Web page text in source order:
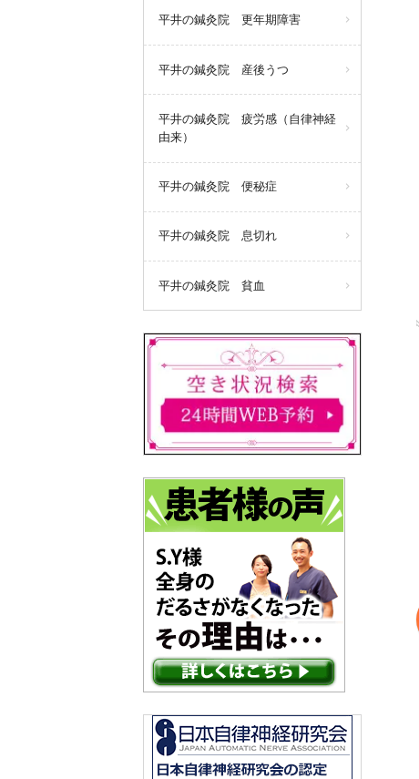
平井の鍼灸院 更年期障害
平井の鍼灸院 産後うつ
平井の鍼灸院 疲労感（自律神経
由来）
平井の鍼灸院 便秘症
平井の鍼灸院 息切れ
平井の鍼灸院 貧血